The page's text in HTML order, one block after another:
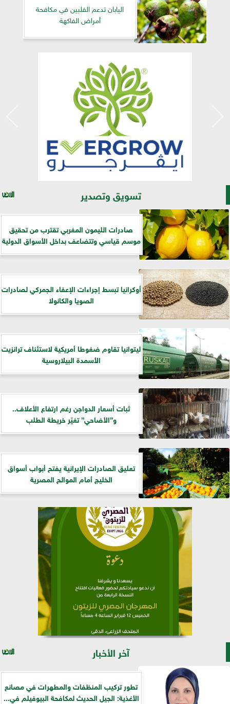
اليابان تدعم الفلبين في مكافحة
أمراض الفاكهة
تسويق وتصدير
صادرات الليمون المغربي تقترب من تحقيق
موسم قياسي وتتضاعف بداخل الأسواق الدولية
أوكرانيا تبسط إجراءات الإعفاء الجمركي لصادرات
الصويا والكانولا
ليتوانيا تقاوم ضغوطا أمريكية لاستئناف ترانزيت
الأسمدة البيلاروسية
ثبات أسعار الدواجن رغم ارتفاع الأعلاف..
و”الأضاحي” تغيّر خريطة الطلب
تعليق الصادرات الإيرانية يفتح أبواب أسواق
الخليج أمام الموالح المصرية
آخر الأخبار
تطور تركيب المنظفات والمطهرات في مصانع
الأغذية: الجيل الحديث لمكافحة البيوفيلم في...